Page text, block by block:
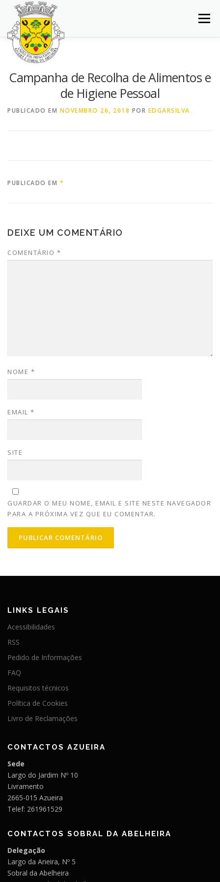
Saltar
conteúdo
Menu
INÍCIO JUNTA DE FREGUESIA
BALCÃO VIRTUAL NOTÍCIAS MAPA
Campanha de Recolha de Alimentos e
de Higiene Pessoal
PUBLICADO EM NOVEMBRO 26, 2018 POR EDGARSILVA
PUBLICADO EM *
DEIXE UM COMENTÁRIO
COMENTÁRIO *
NOME *
EMAIL *
SITE
GUARDAR O MEU NOME, EMAIL E SITE NESTE NAVEGADOR
PARA A PRÓXIMA VEZ QUE EU COMENTAR.
LINKS LEGAIS
Acessibilidades
RSS
Pedido de Informações
FAQ
Requisitos técnicos
Política de Cookies
Livro de Reclamações
CONTACTOS AZUEIRA
Sede
Largo do Jardim Nº 10
Livramento
2665-015 Azueira
Telef: 261961529
CONTACTOS SOBRAL DA ABELHEIRA
Delegação
Largo da Arieira, Nº 5
Sobral da Abelheira